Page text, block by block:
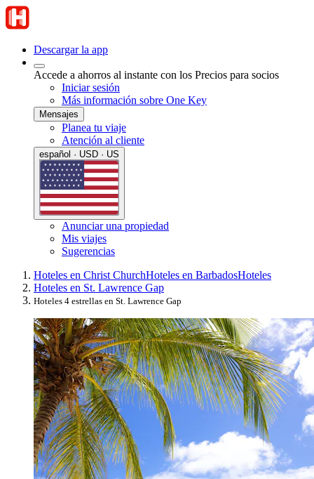
Descargar la app
Accede a ahorros al instante con los Precios para socios
Iniciar sesión
Más información sobre One Key
Mensajes
Planea tu viaje
Atención al cliente
español · USD · US
Anunciar una propiedad
Mis viajes
Sugerencias
Hoteles en Christ ChurchHoteles en BarbadosHoteles
Hoteles en St. Lawrence Gap
Hoteles 4 estrellas en St. Lawrence Gap